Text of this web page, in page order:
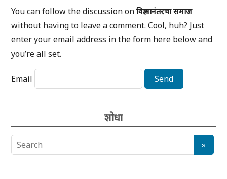
You can follow the discussion onविज्ञानानंतरचा समाज
without having to leave a comment. Cool, huh? Just
enter your email address in the form here below and
you’re all set.
Email
शोधा